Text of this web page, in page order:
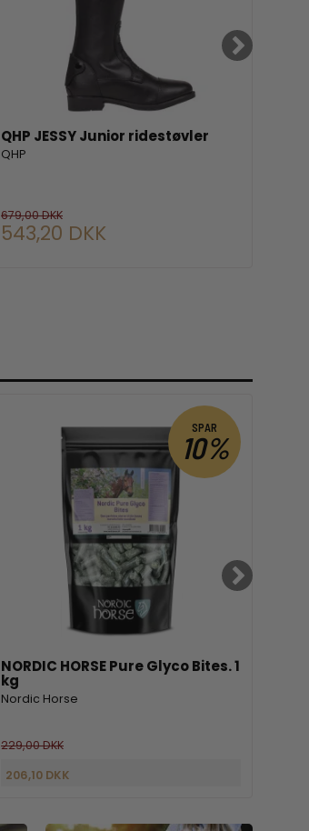
QHP JESSY Junior ridestøvler
QHP
679,00 DKK
543,20 DKK
SPAR
10%
NORDIC HORSE Pure Glyco Bites. 1
kg
Nordic Horse
229,00 DKK
206,10 DKK